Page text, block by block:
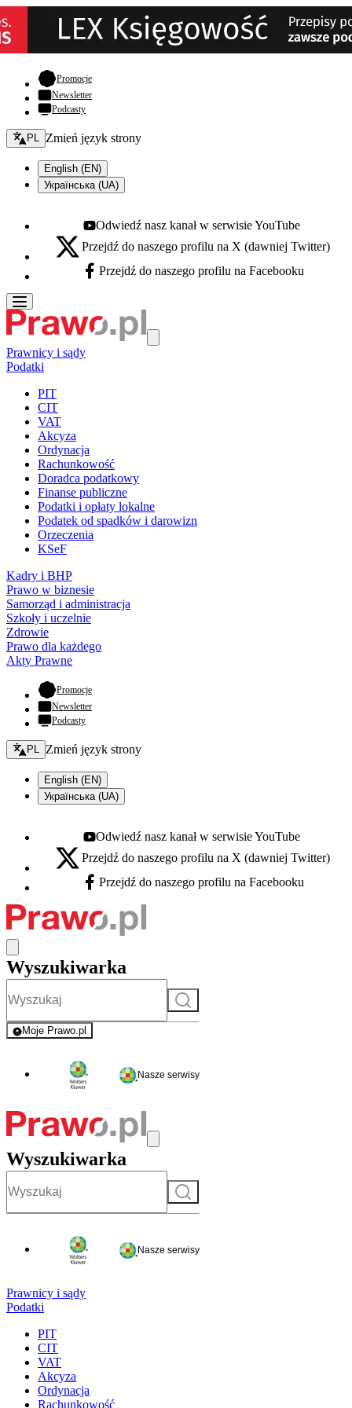
Promocje- otwiera się w nowej karcie
Newsletter
Podcasty
Zmień język - bieżący:
PL Zmień język strony
English (EN)
Українська (UA)
Youtube - otwiera się w nowej karcie
Odwiedź nasz kanał w serwisie YouTube
X - otwiera się w nowej karcie
Przejdź do naszego profilu na X (dawniej Twitter)
Facebook - otwiera się w nowej karcie
Przejdź do naszego profilu na Facebooku
Prawnicy i sądy
Podatki
PIT
CIT
VAT
Akcyza
Ordynacja
Rachunkowość
Doradca podatkowy
Finanse publiczne
Podatki i opłaty lokalne
Podatek od spadków i darowizn
Orzeczenia
KSeF
Kadry i BHP
Prawo w biznesie
Samorząd i administracja
Szkoły i uczelnie
Zdrowie
Prawo dla każdego
Akty Prawne
Promocje- otwiera się w nowej karcie
Newsletter
Podcasty
Zmień język - bieżący:
PL Zmień język strony
English (EN)
Українська (UA)
Youtube - otwiera się w nowej karcie
Odwiedź nasz kanał w serwisie YouTube
X - otwiera się w nowej karcie
Przejdź do naszego profilu na X (dawniej Twitter)
Facebook - otwiera się w nowej karcie
Przejdź do naszego profilu na Facebooku
Wyszukiwarka
Szukaj
Moje Prawo.pl
- rejestracja i logowanie do serwisu
Nasze serwisy
Wyszukiwarka
Szukaj
Nasze serwisy
Prawnicy i sądy
Podatki
PIT
CIT
VAT
Akcyza
Ordynacja
Rachunkowość